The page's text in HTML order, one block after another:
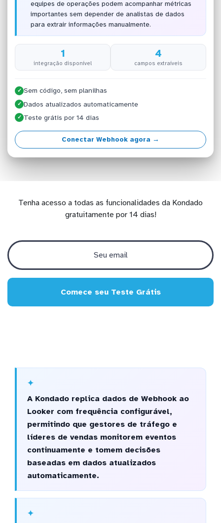
equipes de operações podem acompanhar métricas
importantes sem depender de analistas de dados
para extrair informações manualmente.
1
integração disponível
4
campos extraíveis
✓ Sem código, sem planilhas
✓ Dados atualizados automaticamente
✓ Teste grátis por 14 dias
Conectar Webhook agora →
Tenha acesso a todas as funcionalidades da Kondado
gratuitamente por 14 dias!
Comece seu Teste Grátis
A Kondado replica dados de Webhook ao
Looker com frequência configurável,
permitindo que gestores de tráfego e
líderes de vendas monitorem eventos
continuamente e tomem decisões
baseadas em dados atualizados
automaticamente.